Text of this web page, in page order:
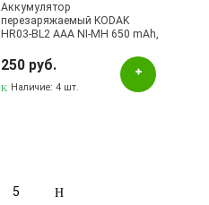
Аккумулятор
перезаряжаемый KODAK
HR03-BL2 AAA NI-MH 650 mAh,
250 руб.
Наличие:4 шт.
5